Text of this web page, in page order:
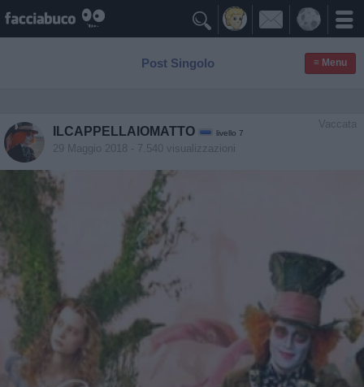

Post Singolo ≡ Menu
Vaccata
ILCAPPELLAIOMATTO livello 7
29 Maggio 2018 - 7.540 visualizzazioni